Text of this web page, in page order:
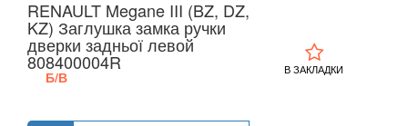
KIA
LANCIA
RENAULT Megane III (BZ, DZ,
KZ) Заглушка замка ручки
дверки задньої левой
808400004R
Б/В В ЗАКЛАДКИ